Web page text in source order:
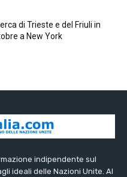
di Trieste e del Friuli in
a New York
indipendente sul
ideali delle Nazioni Unite. Al